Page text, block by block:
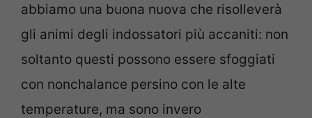
abbiamo una buona nuova che risolleverà
gli animi degli indossatori più accaniti: non
soltanto questi possono essere sfoggiati
con nonchalance persino con le alte
temperature, ma sono invero